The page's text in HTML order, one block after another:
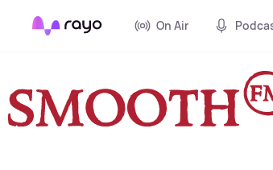
On Air